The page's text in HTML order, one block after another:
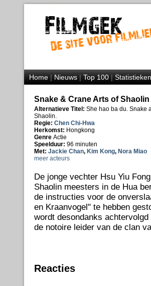
Home|Nieuws|Top 100|Statistieken
Snake & Crane Arts of Shaolin
Alternatieve Titel: She hao ba du. Snake
Shaolin.
Regie: Chen Chi-Hwa
Herkomst: Hongkong
Genre Actie
Speelduur: 96 minuten
Met: Jackie Chan, Kim Kong, Nora Miao
meer acteurs
De jonge vechter Hsu Yiu
Shaolin meesters in de Hua
de instructies voor de
en Kraanvogel" te hebben
wordt desondanks
de notoire leider van de clan
Reacties